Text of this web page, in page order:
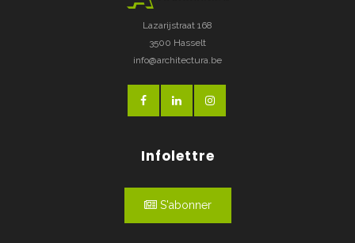
Lazarijstraat 168
3500 Hasselt
info@architectura.be
Infolettre
S'abonner